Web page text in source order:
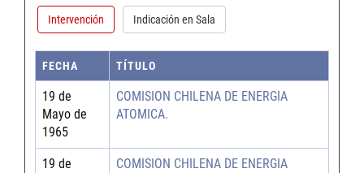
Intervención Indicación en Sala
FECHA TÍTULO
19 de
Mayo de
1965
COMISION CHILENA DE ENERGIA
ATOMICA.
19 de
COMISION CHILENA DE ENERGIA